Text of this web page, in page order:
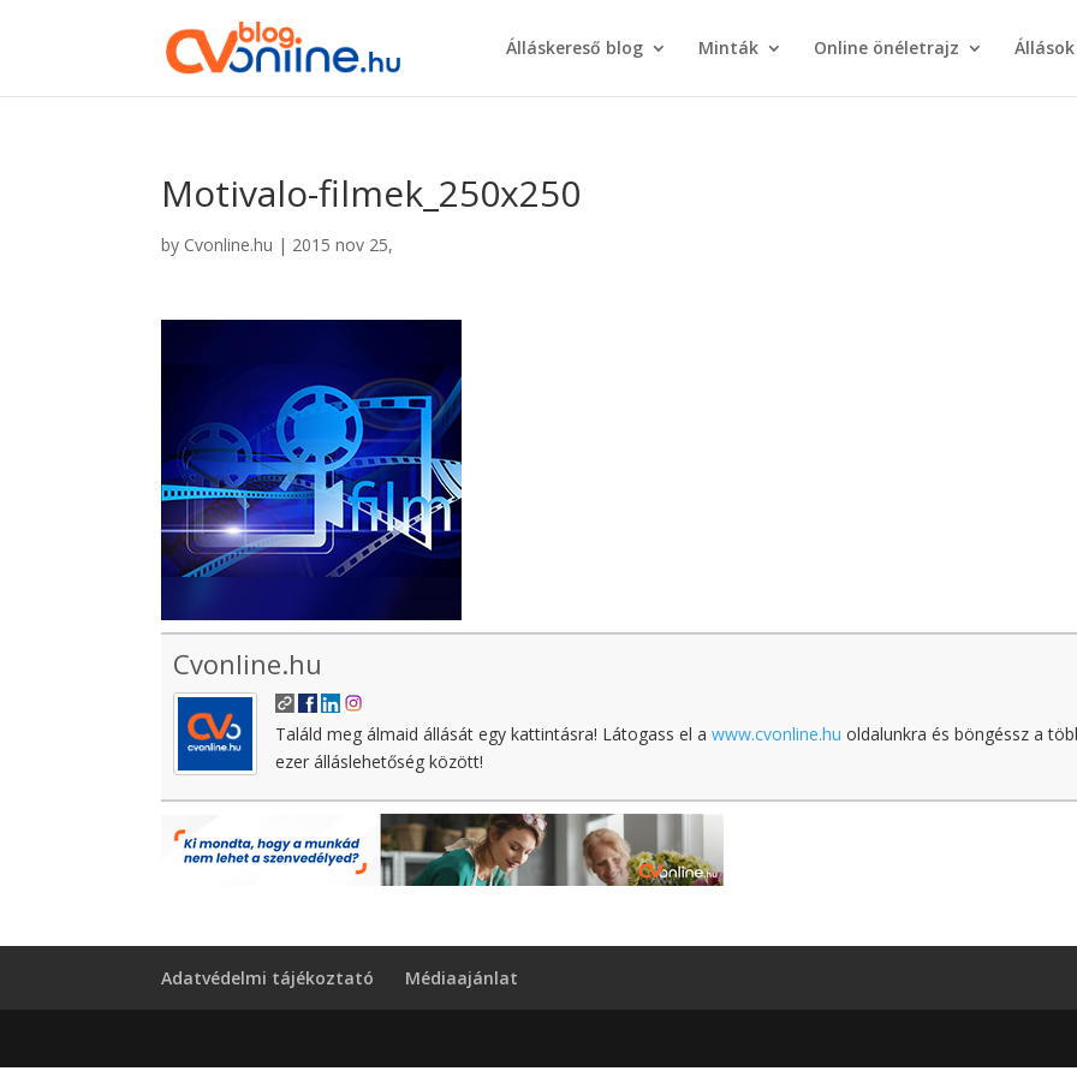
Álláskereső blog Minták Online önéletrajz Állások
Motivalo-filmek_250x250
by Cvonline.hu | 2015 nov 25,
Cvonline.hu
Találd meg álmaid állását egy kattintásra! Látogass el awww.cvonline.hu oldalunkra és böngéssz a
ezer álláslehetőség között!
Adatvédelmi tájékoztató Médiaajánlat